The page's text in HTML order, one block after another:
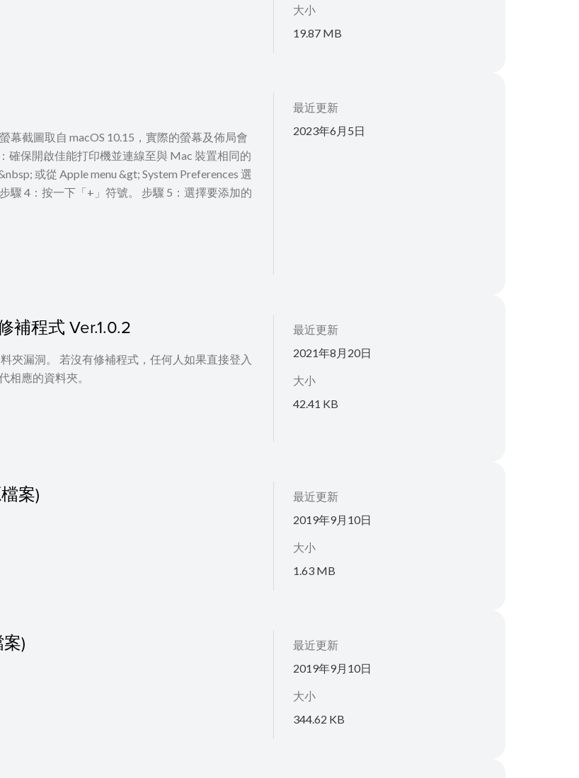
大小
19.87 MB
截圖取自 macOS 10.15，實際的螢幕及佈局會
確保開啟佳能打印機並連線至與 Mac 裝置相同的
或從 Apple menu &gt; System Preferences 選
驟 4：按一下「+」符號。 步驟 5：選擇要添加的
最近更新
2023年6月5日
補程式 Ver.1.0.2
夾漏洞。 若沒有修補程式，任何人如果直接登入
相應的資料夾。
最近更新
2021年8月20日
大小
42.41 KB
案)
最近更新
2019年9月10日
大小
1.63 MB
)
最近更新
2019年9月10日
大小
344.62 KB